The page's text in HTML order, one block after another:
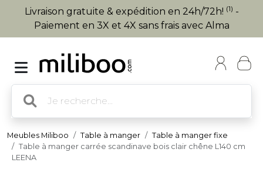
Livraison gratuite & expédition en 24h/72h! (1) -
Paiement en 3X et 4X sans frais avec Alma
Meubles Miliboo Table à manger
Table à manger fixe
Table à manger carrée scandinave bois clair chêne L140 cm
LEENA